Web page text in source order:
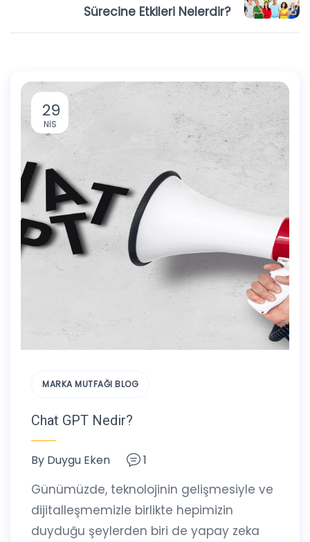
Sürecine Etkileri Nelerdir?
29
NIS
MARKA MUTFAĞI BLOG
Chat GPT Nedir?
By Duygu Eken 1
Günümüzde, teknolojinin gelişmesiyle ve
dijitalleşmemizle birlikte hepimizin
duyduğu şeylerden biri de yapay zeka